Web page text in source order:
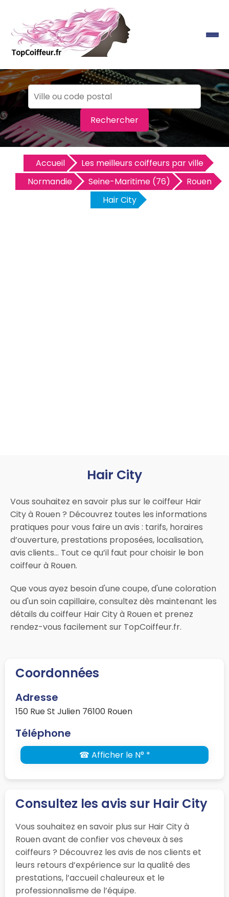
Rechercher
Accueil
Les meilleurs coiffeurs par ville
Normandie
Seine-Maritime (76)
Rouen
Hair City
Hair City
Vous souhaitez en savoir plus sur le coiffeur Hair
City à Rouen ? Découvrez toutes les informations
pratiques pour vous faire un avis : tarifs, horaires
d’ouverture, prestations proposées, localisation,
avis clients… Tout ce qu’il faut pour choisir le bon
coiffeur à Rouen.
Que vous ayez besoin d'une coupe, d'une coloration
ou d'un soin capillaire, consultez dès maintenant les
détails du coiffeur Hair City à Rouen et prenez
rendez-vous facilement sur TopCoiffeur.fr.
Coordonnées
Adresse
150 Rue St Julien 76100 Rouen
Téléphone
☎ Afficher le N° *
Consultez les avis sur Hair City
Vous souhaitez en savoir plus sur Hair City à
Rouen avant de confier vos cheveux à ses
coiffeurs ? Découvrez les avis de nos clients et
leurs retours d’expérience sur la qualité des
prestations, l’accueil chaleureux et le
professionnalisme de l’équipe.